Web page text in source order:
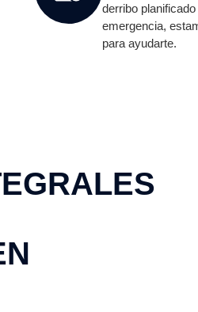
derribo
emergencia,
para ayudarte.